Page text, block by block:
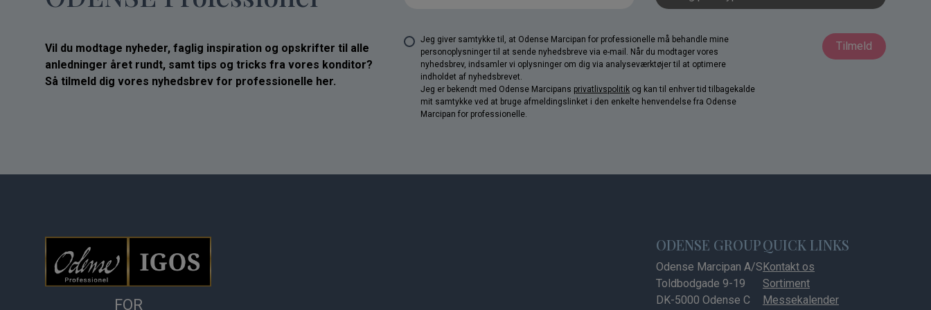
Vil du modtage nyheder, faglig inspiration og opskrifter til alle
anledninger året rundt, samt tips og tricks fra vores konditor?
Så tilmeld dig vores nyhedsbrev for professionelle her.
Jeg giver samtykke til, at Odense Marcipan for professionelle må behandle mine
personoplysninger til at sende nyhedsbreve via e-mail. Når du modtager vores
nyhedsbrev, indsamler vi oplysninger om dig via analyseværktøjer til at optimere
indholdet af nyhedsbrevet.
Jeg er bekendt med Odense Marcipans privatlivspolitik og kan til enhver tid tilbagekalde
mit samtykke ved at bruge afmeldingslinket i den enkelte henvendelse fra Odense
Marcipan for professionelle.
Tilmeld
FOR
ODENSE GROUP
Odense Marcipan A/S
Toldbodgade 9-19
DK-5000 Odense C
QUICK LINKS
Kontakt os
Sortiment
Messekalender